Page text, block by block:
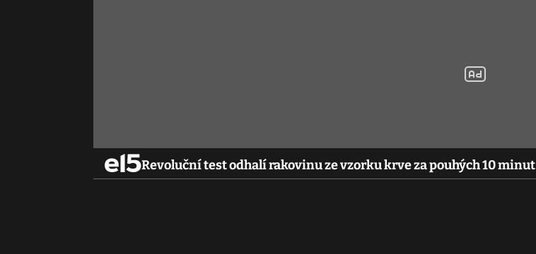
Revoluční test odhalí rakovinu ze vzorku krve za pouhých 10 minut